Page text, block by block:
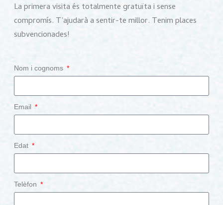
La primera visita és totalmente gratuïta i sense
compromís. T’ajudarà a sentir-te millor. Tenim places
subvencionades!
Nom i cognoms
Email
Edat
Telèfon